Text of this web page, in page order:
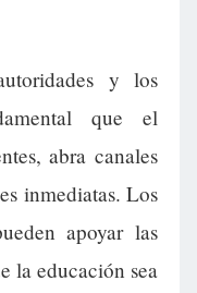
y los
que el
abra canales
inmediatas. Los
apoyar las
la educación sea